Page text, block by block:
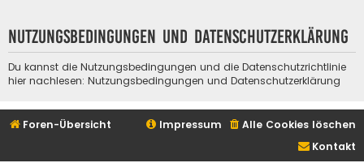
Nutzungsbedingungen und Datenschutzerklärung
Du kannst die Nutzungsbedingungen und die Datenschutzrichtlinie
hier nachlesen: Nutzungsbedingungen und Datenschutzerklärung
Foren-Übersicht Alle Cookies löschen
Impressum
Kontakt